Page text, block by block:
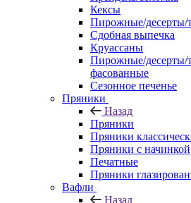
Кексы
Пирожные/десерты/
Сдобная выпечка
Круассаны
Пирожные/десерты/
фасованные
Сезонное печенье
Пряники
Назад
Пряники
Пряники
Пряники с начинкой
Печатные
Пряники
Вафли
Назад